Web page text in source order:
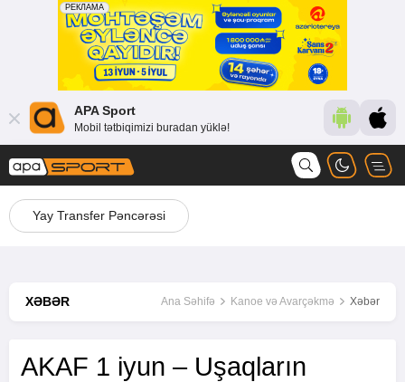
APA Sport
Mobil tətbiqimizi buradan yüklə!
Yay Transfer Pəncərəsi
XƏBƏR Ana Səhifə Kanoe və Avarçəkmə Xəbər
AKAF 1 iyun – Uşaqların